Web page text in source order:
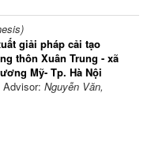
giải pháp cải tạo
thôn Xuân Trung - xã
Mỹ- Tp. Hà Nội
Nguyễn Văn,